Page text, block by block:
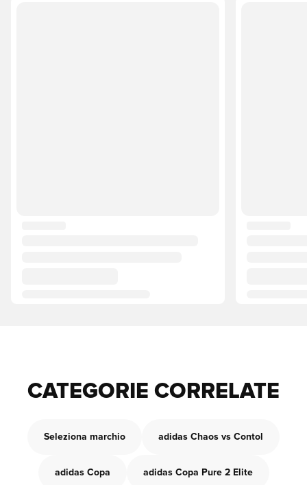
CATEGORIE CORRELATE
Seleziona marchio adidas Chaos vs Contol
adidas Copa adidas Copa Pure 2 Elite